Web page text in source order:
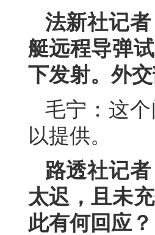
法新社记
艇远程导弹
下发射。外
毛宁：这
以提供。
路透社记
太迟，且未
此有何回应？